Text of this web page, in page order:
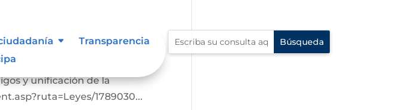
Transparencia
viewDocument.asp?
y unificación de la
1789030...